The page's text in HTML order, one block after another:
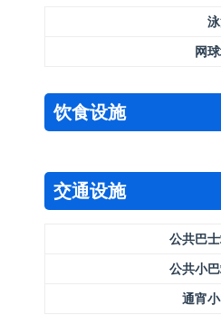
网
饮食设施
交通设施
公共巴
公共小
通宵